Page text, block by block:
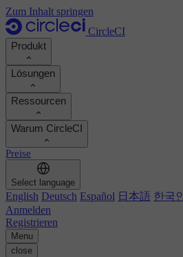
Zum Inhalt springen
CircleCI
Produkt
Produkt
Demo
Produkt-Roadmap
Dokumentation
Ausführungsumgebungen
Chunk
MCP-ServerNeu
Build-Images
Build-Optimierung
Autoscaling
Technische Services
Lösungen
Entwickler
Platform-Engineers
Sicherheitsingenieure
Engineering-Manager
Führungskräfte
KI-Agenten
Ressourcen
Dokumentation
Support-Portal
Orbs-Registry
Image-Registry
Kundengeschichten
Warum CircleCI
ROI berechnen
Entwicklerproduktivität steigern
Vergleichen Sie Ihr Team
Kundenerfolge ansehen
Preise
Select language
English Deutsch Español 日本語 한국인
Anmelden
Registrieren
Menu
close